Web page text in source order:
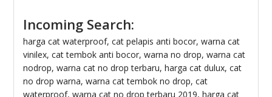
Incoming Search:
harga cat waterproof, cat pelapis anti bocor, warna cat
vinilex, cat tembok anti bocor, warna no drop, warna cat
nodrop, warna cat no drop terbaru, harga cat dulux, cat
no drop warna, warna cat tembok no drop, cat
waterproof, warna cat no drop terbaru 2019, harga cat